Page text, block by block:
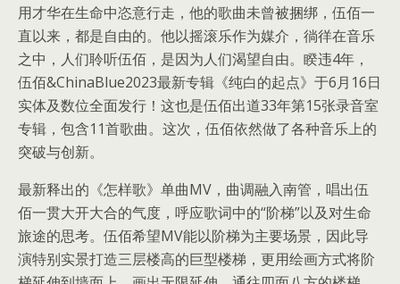
用才华在生命中恣意行走，他的歌曲未曾被捆绑，伍佰一
直以来，都是自由的。他以摇滚乐作为媒介，徜徉在音乐
之中，人们聆听伍佰，是因为人们渴望自由。睽违4年，
伍佰&ChinaBlue2023最新专辑《纯白的起点》于6月16日
实体及数位全面发行！这也是伍佰出道33年第15张录音室
专辑，包含11首歌曲。这次，伍佰依然做了各种音乐上的
突破与创新。
最新释出的《怎样歌》单曲MV，曲调融入南管，唱出伍
佰一贯大开大合的气度，呼应歌词中的“阶梯”以及对生命
旅途的思考。伍佰希望MV能以阶梯为主要场景，因此导
演特别实景打造三层楼高的巨型楼梯，更用绘画方式将阶